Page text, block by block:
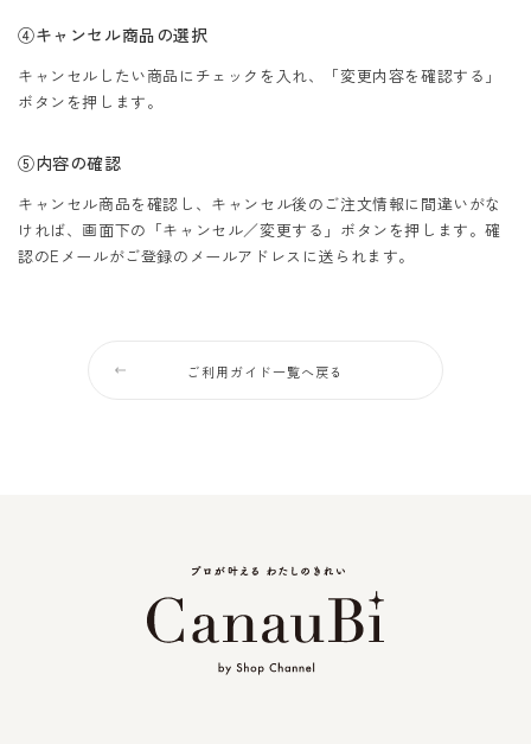
④キャンセル商品の選択
キャンセルしたい商品にチェックを入れ、「変更内容を確認する」
ボタンを押します。
⑤内容の確認
キャンセル商品を確認し、キャンセル後のご注文情報に間違いがな
ければ、画面下の「キャンセル／変更する」ボタンを押します。確
認のEメールがご登録のメールアドレスに送られます。
ご利用ガイド一覧へ戻る